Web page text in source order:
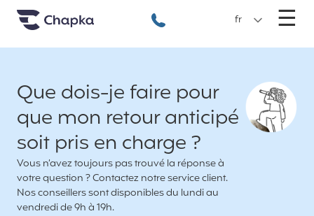
Chapka Assurances Voyages
+33 1 74 85 50 50
fr ☰
Que dois-je faire pour
que mon retour anticipé
soit pris en charge ?
Vous n’avez toujours pas trouvé la réponse à
votre question ? Contactez notre service client.
Nos conseillers sont disponibles du lundi au
vendredi de 9h à 19h.